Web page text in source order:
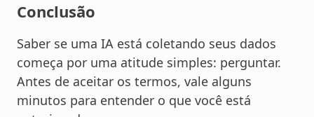
Conclusão
Saber se uma IA está coletando seus dados
começa por uma atitude simples: perguntar.
Antes de aceitar os termos, vale alguns
minutos para entender o que você está